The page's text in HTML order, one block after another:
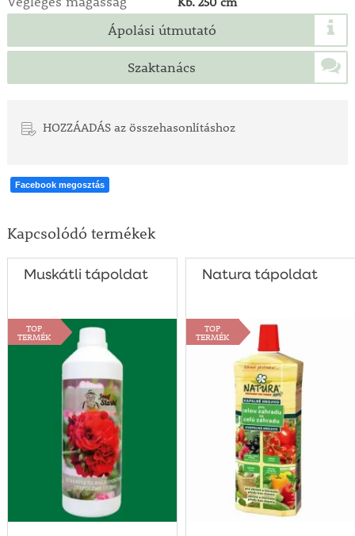
Ápolási útmutató
Szaktanács
HOZZÁADÁS az összehasonlításhoz
Facebook megosztás
Kapcsolódó termékek
Muskátli tápoldat
TOP
TERMÉK
Natura tápoldat
TOP
TERMÉK